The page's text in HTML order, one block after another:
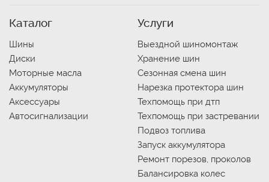
Каталог
Шины
Диски
Моторные масла
Аккумуляторы
Аксессуары
Автосигнализации
Услуги
Выездной шиномонтаж
Хранение шин
Сезонная смена шин
Нарезка протектора шин
Техпомощь при дтп
Техпомощь при застревании
Подвоз топлива
Запуск аккумулятора
Ремонт порезов, проколов
Балансировка колес